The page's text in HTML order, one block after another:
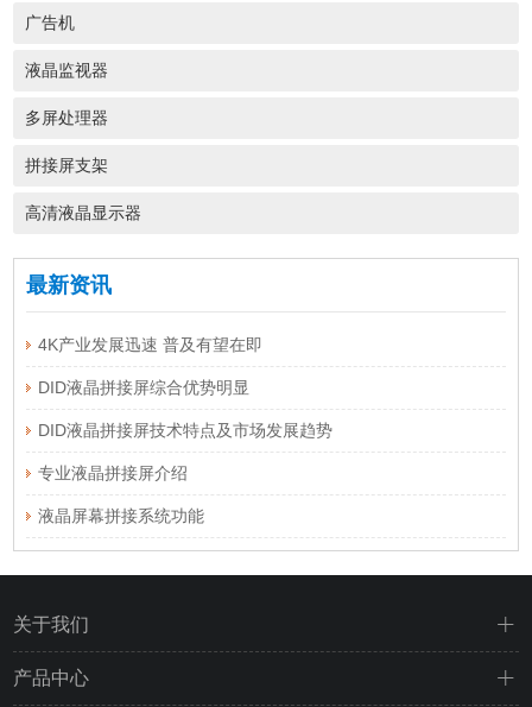
广告机
液晶监视器
多屏处理器
拼接屏支架
高清液晶显示器
最新资讯
4K产业发展迅速 普及有望在即
DID液晶拼接屏综合优势明显
DID液晶拼接屏技术特点及市场发展趋势
专业液晶拼接屏介绍
液晶屏幕拼接系统功能
关于我们
产品中心